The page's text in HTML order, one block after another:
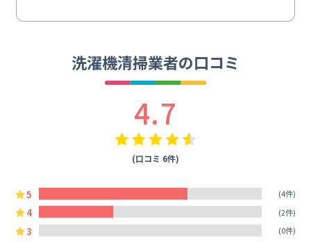
洗濯機清掃業者の口コミ
4.7
(口コミ 6件)
5 (4件)
4 (2件)
3 (0件)